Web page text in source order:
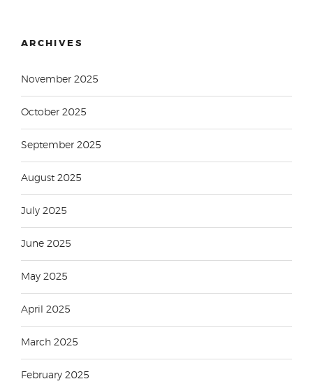
ARCHIVES
November 2025
October 2025
September 2025
August 2025
July 2025
June 2025
May 2025
April 2025
March 2025
February 2025